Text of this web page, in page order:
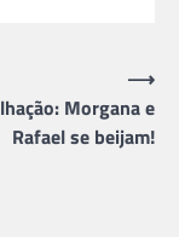
Morgana e
Rafael se beijam!
⟶